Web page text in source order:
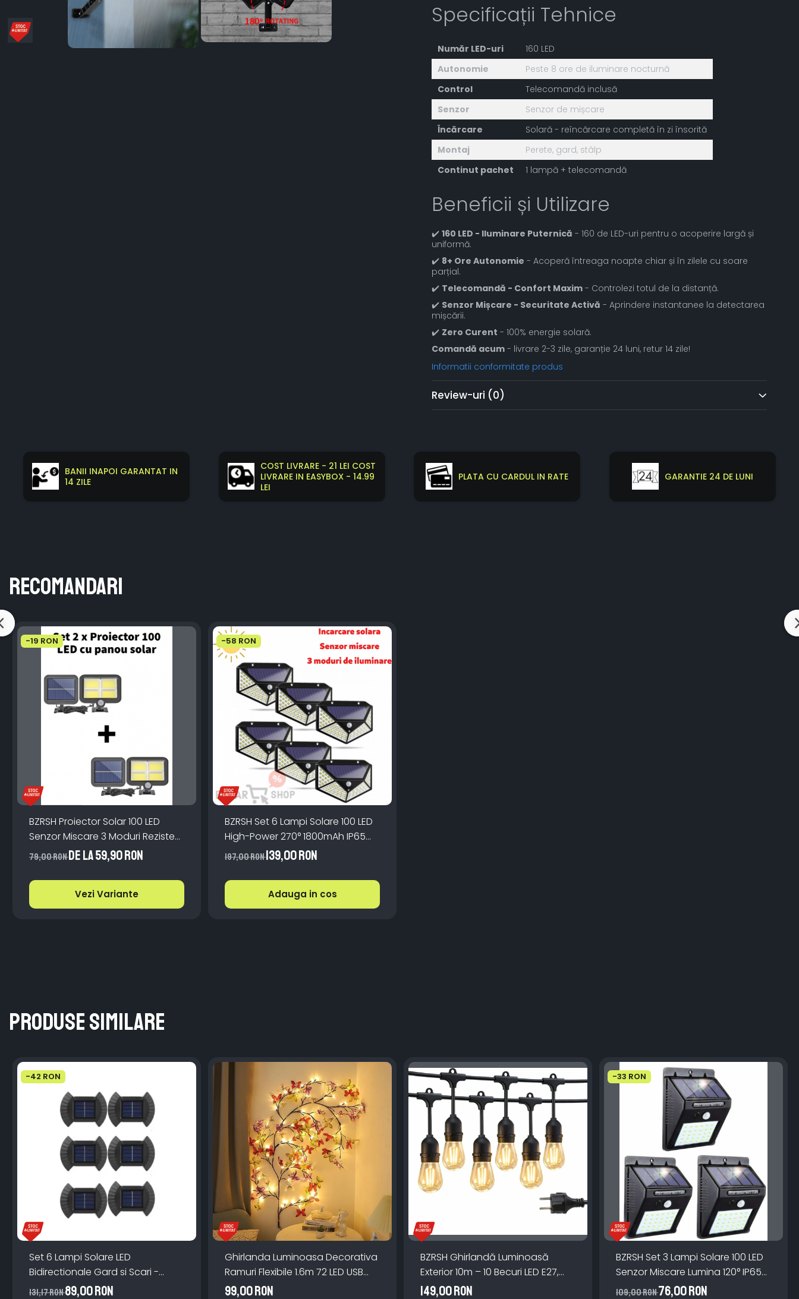
Specificații Tehnice
Număr LED-uri
160 LED
Autonomie
Peste 8 ore de iluminare nocturnă
Control
Telecomandă inclusă
Senzor
Senzor de mișcare
Încărcare
Solară - reîncărcare completă în zi însorită
Montaj
Perete, gard, stâlp
Continut pachet
1 lampă + telecomandă
Beneficii și Utilizare
✔️ 160 LED - Iluminare Puternică - 160 de LED-uri pentru o acoperire largă și
uniformă.
✔️ 8+ Ore Autonomie - Acoperă întreaga noapte chiar și în zilele cu soare
parțial.
✔️ Telecomandă - Confort Maxim- Controlezi totul de la distanță.
✔️ Senzor Mișcare - Securitate Activă - Aprindere instantanee la detectarea
mișcării.
✔️ Zero Curent - 100% energie solară.
Comandă acum- livrare 2-3 zile, garanție 24 luni, retur 14 zile!
Informatii conformitate produs
Review-uri (0)
BANII INAPOI GARANTAT IN
14 ZILE
COST LIVRARE - 21 LEI COST
LIVRARE IN EASYBOX - 14.99
LEI
PLATA CU CARDUL IN RATE GARANTIE 24 DE LUNI
Recomandari
-19 RON
BZRSH Proiector Solar 100 LED
Senzor Miscare 3 Moduri Rezistent
Apa
79,00 RONde la 59,90 RON
Vezi Variante
-58 RON
BZRSH Set 6 Lampi Solare 100 LED
High-Power 270° 1800mAh IP65
PIR 4 Zone
197,00 RON139,00 RON
Adauga in cos
Produse similare
-42 RON
Set 6 Lampi Solare LED
Bidirectionale Gard si Scari -
200mAh, IP65, Alb Cald, Senzor
131,17 RON89,00 RON
Ghirlanda Luminoasa Decorativa
Ramuri Flexibile 1.6m 72 LED USB
Telecomanda
99,00 RON
BZRSH Ghirlandă Luminoasă
Exterior 10m – 10 Becuri LED E27,
IP66, incarcare la priza, Lumină
149,00 RON
-33 RON
BZRSH Set 3 Lampi Solare 100 LED
Senzor Miscare Lumina 120° IP65
ABS Monocristalin
109,00 RON76,00 RON